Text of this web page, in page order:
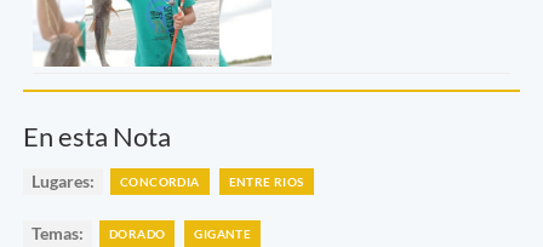
En esta Nota
Lugares: CONCORDIA ENTRE RIOS
Temas: DORADO GIGANTE